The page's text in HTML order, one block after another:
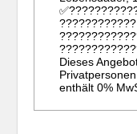
????????????
Dieses
enthält 0%